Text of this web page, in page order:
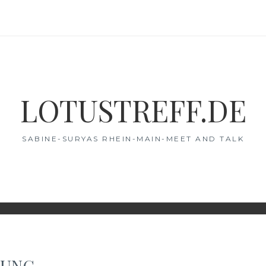
LOTUSTREFF.DE
SABINE-SURYAS RHEIN-MAIN-MEET AND TALK